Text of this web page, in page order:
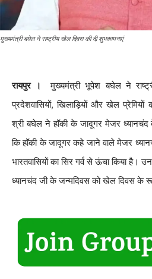
मुख्यमंत्री बघेल ने राष्ट्रीय खेल दिवस की दी शुभकामनाएं
रायपुर ।
मुख्यमंत्री भूपेश बघेल ने
प्रदेशवासियों, खिलाड़ियों और खेल
श्री बघेल ने हॉकी के जादूगर मेजर ध्यानचंद
कि हॉकी के जादूगर कहे जाने वाले मेजर
भारतवासियों का सिर गर्व से ऊंचा किया है।
ध्यानचंद जी के जन्मदिवस को खेल दिवस के